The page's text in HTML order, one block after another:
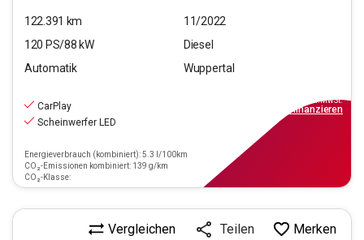
122.391 km
11/2022
120 PS/88 kW
Diesel
Automatik
Wuppertal
CarPlay
Scheinwerfer LED
Energieverbrauch (kombiniert): 5.3 l/100km
CO₂-Emissionen kombiniert: 139 g/km
CO₂-Klasse:
inkl.MwSt.
finanzieren
Vergleichen Teilen Merken